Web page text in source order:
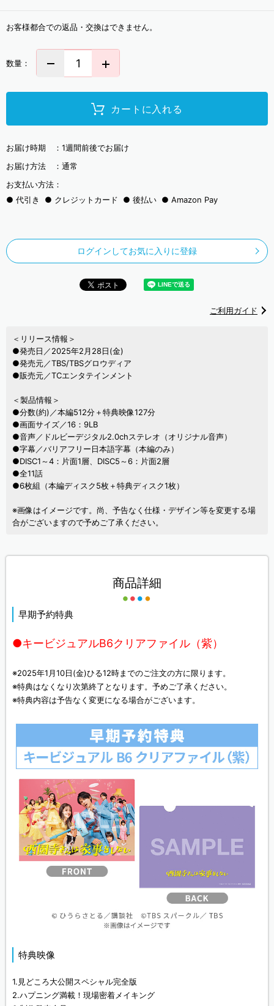
お客様都合での返品・交換はできません。
数量：
カートに入れる
お届け時期 ： 1週間前後でお届け
お届け方法 ： 通常
お支払い方法：
代引き
クレジットカード 後払い Amazon Pay
ログインしてお気に入りに登録
ご利用ガイド
＜リリース情報＞
●発売日／2025年2月28日(金)
●発売元／TBS/TBSグロウディア
●販売元／TCエンタテインメント
＜製品情報＞
●分数(約)／本編512分＋特典映像127分
●画面サイズ／16：9LB
●音声／ドルビーデジタル2.0chステレオ（オリジナル音声）
●字幕／バリアフリー日本語字幕（本編のみ）
●DISC1～4：片面1層、DISC5～6：片面2層
●全11話
●6枚組（本編ディスク5枚＋特典ディスク1枚）
※画像はイメージです。尚、予告なく仕様・デザイン等を変更する場
合がございますので予めご了承ください。
商品詳細
早期予約特典
●キービジュアルB6クリアファイル（紫）
※2025年1月10日(金)ひる12時までのご注文の方に限ります。
※特典はなくなり次第終了となります。予めご了承ください。
※特典内容は予告なく変更になる場合がございます。
特典映像
1.見どころ大公開スペシャル完全版
2.ハプニング満載！現場密着メイキング